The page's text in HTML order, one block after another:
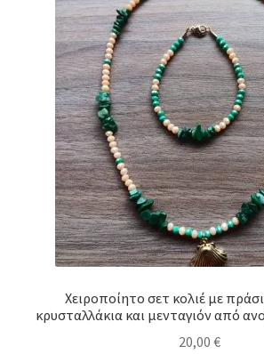
Χειροποίητο σετ κολιέ με
κρυσταλλάκια και μενταγιόν από
20,00 €